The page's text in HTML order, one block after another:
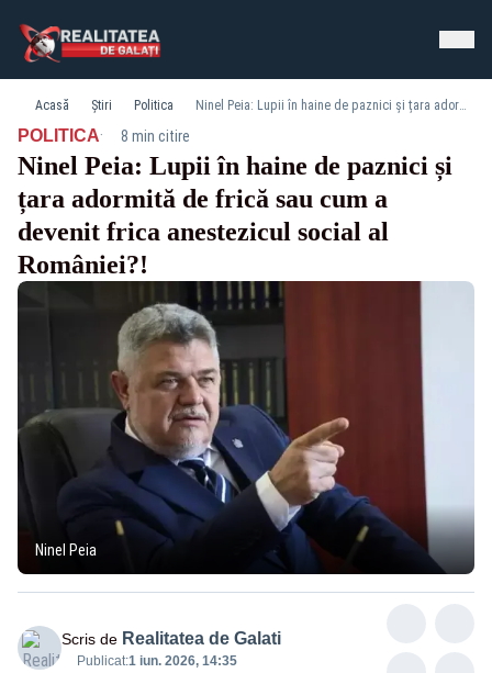
Acasă Știri Politica Ninel Peia: Lupii în haine de paznici și țara adormită de frică sau cum a devenit frica anestezicul social al României?!
POLITICA· 8 min citire
Ninel Peia: Lupii în haine de paznici și
țara adormită de frică sau cum a
devenit frica anestezicul social al
României?!
Ninel Peia
Scris de Realitatea de Galati
Publicat:1 iun. 2026, 14:35